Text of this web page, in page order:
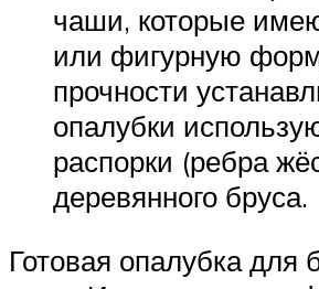
чаши, которые
или фигурную
прочности
опалубки
распорки (ребра
деревянного бруса.
Готовая опалубка для